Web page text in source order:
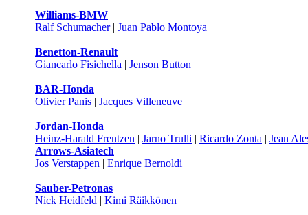
Williams-BMW
Ralf Schumacher| Juan Pablo Montoya
Benetton-Renault
Giancarlo Fisichella | Jenson Button
BAR-Honda
Olivier Panis | Jacques Villeneuve
Jordan-Honda
Heinz-Harald Frentzen | Jarno Trulli | Ricardo Zonta | Jean
Arrows-Asiatech
Jos Verstappen | Enrique Bernoldi
Sauber-Petronas
Nick Heidfeld | Kimi Räikkönen